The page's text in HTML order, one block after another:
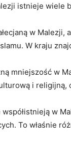
istnieje
w Malezji,‍
W kraju
mniejszość w
i religijną,
w⁢
To właśnie